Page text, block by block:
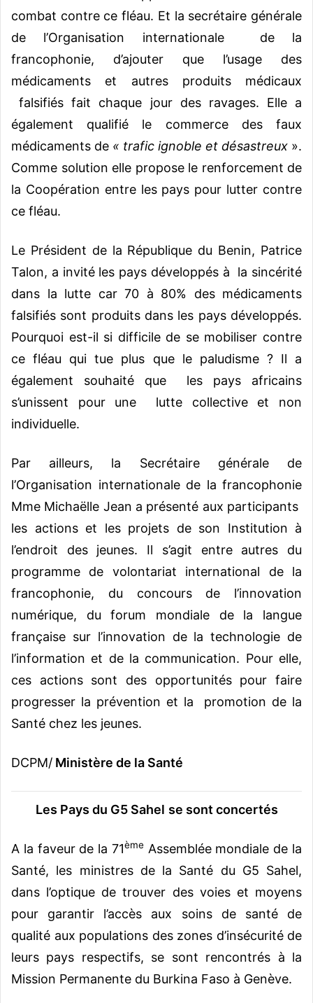
combat contre ce fléau. Et la secrétaire générale
de l’Organisation internationale de la
francophonie, d’ajouter que l’usage des
médicaments et autres produits médicaux
falsifiés fait chaque jour des ravages. Elle a
également qualifié le commerce des faux
médicaments de « trafic ignoble et désastreux ».
Comme solution elle propose le renforcement de
la Coopération entre les pays pour lutter contre
ce fléau.
Le Président de la République du Benin, Patrice
Talon, a invité les pays développés à la sincérité
dans la lutte car 70 à 80% des médicaments
falsifiés sont produits dans les pays développés.
Pourquoi est-il si difficile de se mobiliser contre
ce fléau qui tue plus que le paludisme ? Il a
également souhaité que les pays africains
s’unissent pour une lutte collective et non
individuelle.
Par ailleurs, la Secrétaire générale de
l’Organisation internationale de la francophonie
Mme Michaëlle Jean a présenté aux participants
les actions et les projets de son Institution à
l’endroit des jeunes. Il s’agit entre autres du
programme de volontariat international de la
francophonie, du concours de l’innovation
numérique, du forum mondiale de la langue
française sur l’innovation de la technologie de
l’information et de la communication. Pour elle,
ces actions sont des opportunités pour faire
progresser la prévention et la promotion de la
Santé chez les jeunes.
DCPM/ Ministère de la Santé
Les Pays du G5 Sahel se sont concertés
A la faveur de la 71èmeAssemblée mondiale de la
Santé, les ministres de la Santé du G5 Sahel,
dans l’optique de trouver des voies et moyens
pour garantir l’accès aux soins de santé de
qualité aux populations des zones d’insécurité de
leurs pays respectifs, se sont rencontrés à la
Mission Permanente du Burkina Faso à Genève.